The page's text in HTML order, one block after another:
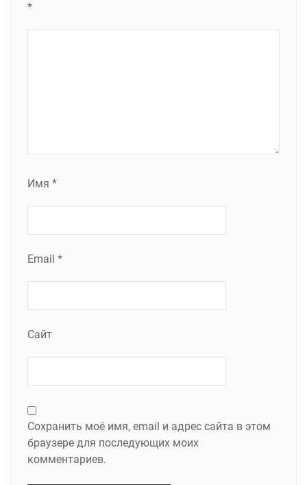
*
Имя *
Email *
Сайт
Сохранить моё имя, email и адрес сайта в этом
браузере для последующих моих
комментариев.